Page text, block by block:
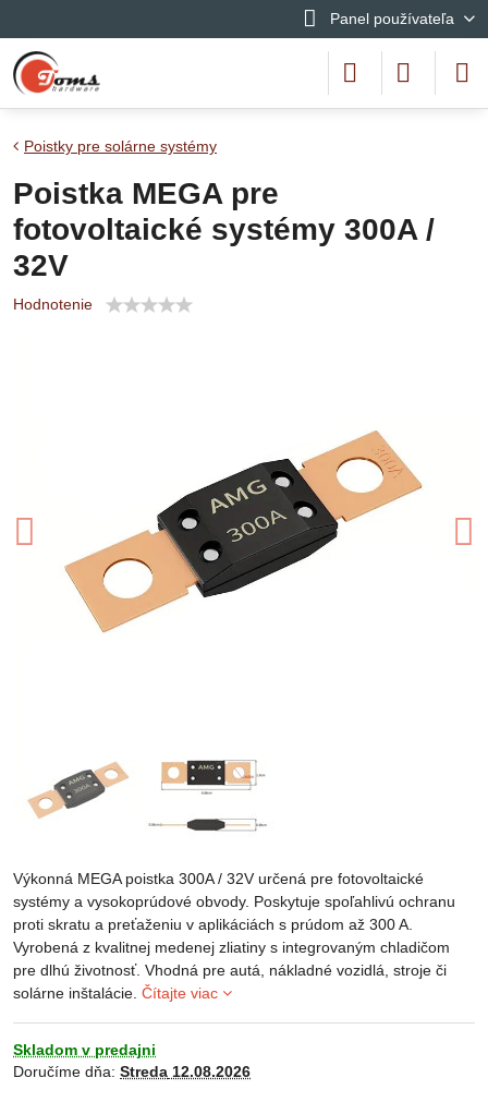
Panel používateľa
Poistky pre solárne systémy
Poistka MEGA pre
fotovoltaické systémy 300A /
32V
Hodnotenie
Výkonná MEGA poistka 300A / 32V určená pre fotovoltaické
systémy a vysokoprúdové obvody. Poskytuje spoľahlivú ochranu
proti skratu a preťaženiu v aplikáciách s prúdom až 300 A.
Vyrobená z kvalitnej medenej zliatiny s integrovaným chladičom
pre dlhú životnosť. Vhodná pre autá, nákladné vozidlá, stroje či
solárne inštalácie. Čítajte viac
Skladom v predajni
Doručíme dňa: Streda 12.08.2026